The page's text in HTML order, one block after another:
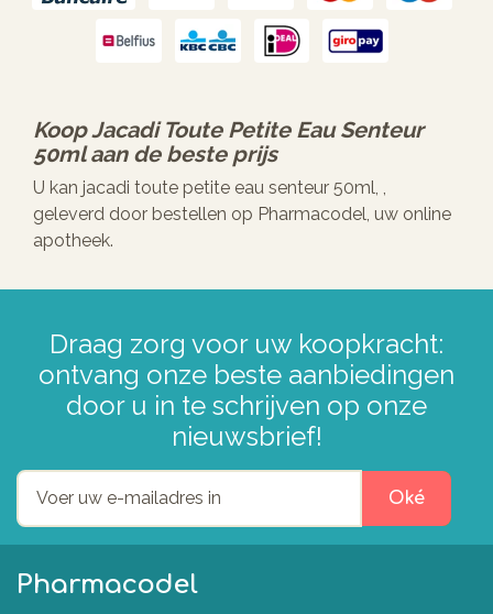
KoopJacadi Toute Petite Eau Senteur
50mlaan de beste prijs
U kan jacadi toute petite eau senteur 50ml, ,
geleverd door bestellen op Pharmacodel, uw online
apotheek.
Draag zorg voor uw koopkracht:
ontvang onze beste aanbiedingen
door u in te schrijven op onze
nieuwsbrief!
Oké
Pharmacodel